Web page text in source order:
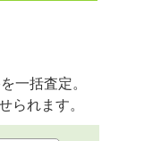
一括査定。
られます。